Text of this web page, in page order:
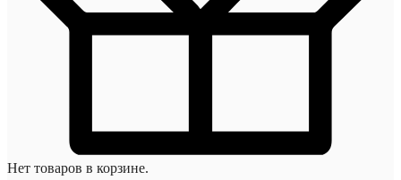
Нет товаров в корзине.